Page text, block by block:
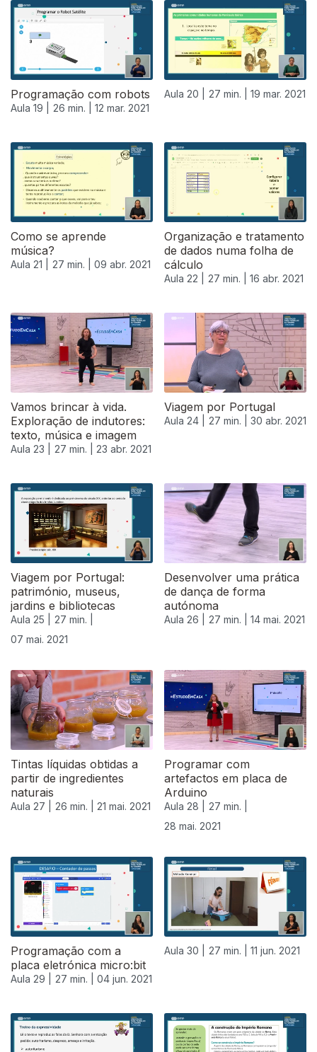
Programação com robots
Aula 19 | 26 min. | 12 mar. 2021
Aula 20 | 27 min. | 19 mar. 2021
Como se aprende
música?
Aula 21 | 27 min. | 09 abr. 2021
Organização e tratamento
de dados numa folha de
cálculo
Aula 22 | 27 min. | 16 abr. 2021
Vamos brincar à vida.
Exploração de indutores:
texto, música e imagem
Aula 23 | 27 min. | 23 abr. 2021
Viagem por Portugal
Aula 24 | 27 min. | 30 abr. 2021
540634
Viagem por Portugal:
património, museus,
jardins e bibliotecas
Aula 25 |
27 min. |
07 mai. 2021
Desenvolver uma prática
de dança de forma
autónoma
Aula 26 | 27 min. | 14 mai. 2021
Tintas líquidas obtidas a
partir de ingredientes
naturais
Aula 27 | 26 min. | 21 mai. 2021
Programar com
artefactos em placa de
Arduino
Aula 28 |
27 min. |
28 mai. 2021
Programação com a
placa eletrónica micro:bit
Aula 29 | 27 min. | 04 jun. 2021
Aula 30 | 27 min. | 11 jun. 2021